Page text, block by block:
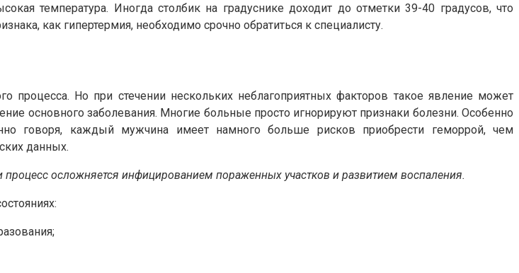
температура. Иногда столбик на градуснике доходит до отметки 39-40 градусов, что
как гипертермия, необходимо срочно обратиться к специалисту.
процесса. Но при стечении нескольких неблагоприятных факторов такое явление может
основного заболевания. Многие больные просто игнорируют признаки болезни. Особенно
говоря, каждый мужчина имеет намного больше рисков приобрести геморрой, чем
данных.
осложняется инфицированием пораженных участков и развитием воспаления.